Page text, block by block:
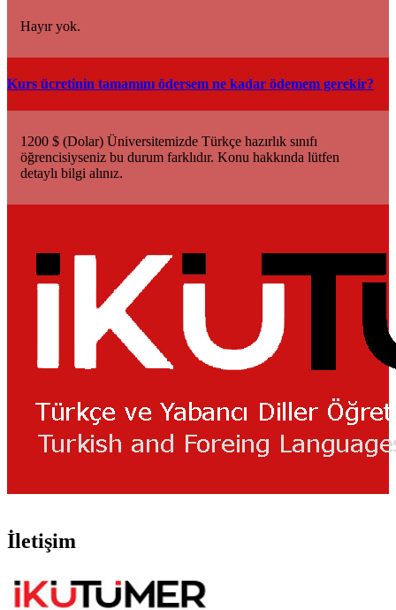
Hayır yok.
Kurs ücretinin tamamını ödersem ne kadar ödemem gerekir?
1200 $ (Dolar) Üniversitemizde Türkçe hazırlık sınıfı
öğrencisiyseniz bu durum farklıdır. Konu hakkında lütfen
detaylı bilgi alınız.
İletişim